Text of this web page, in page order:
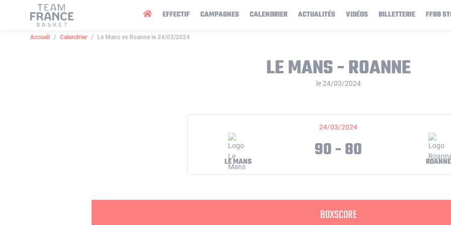
EFFECTIF CAMPAGNES CALENDRIER ACTUALITÉS VIDÉOS BILLETTERIE FFBB
Accueil Calendrier Le Mans vs Roanne le 24/03/2024
LE MANS - ROANNE
le 24/03/2024
24/03/2024
LE MANS 90 - 80 ROANNE
BOXSCORE
Panneau de gestion des cookies